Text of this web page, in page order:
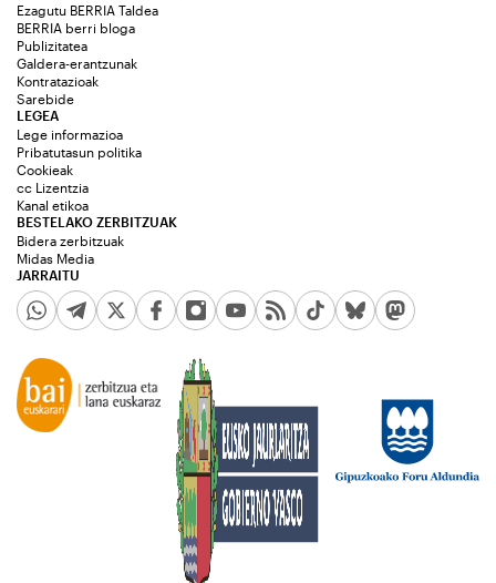
Ezagutu BERRIA Taldea
BERRIA berri bloga
Publizitatea
Galdera-erantzunak
Kontratazioak
Sarebide
JARRAITU
LEGEA
Lege informazioa
Pribatutasun politika
Cookieak
cc Lizentzia
Kanal etikoa
BESTELAKO ZERBITZUAK
Bidera zerbitzuak
Midas Media